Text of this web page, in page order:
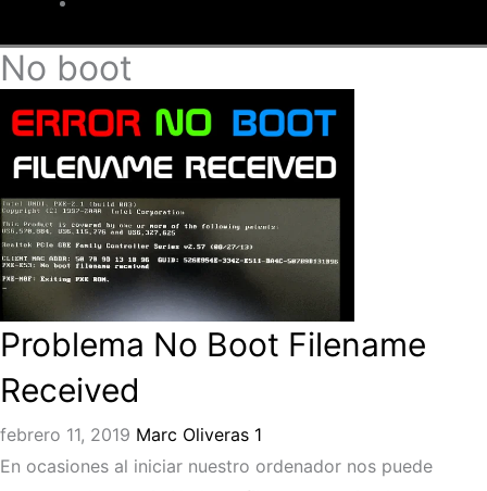
No boot
Problema No Boot Filename
Received
febrero 11, 2019 Marc Oliveras 1
En ocasiones al iniciar nuestro ordenador nos puede